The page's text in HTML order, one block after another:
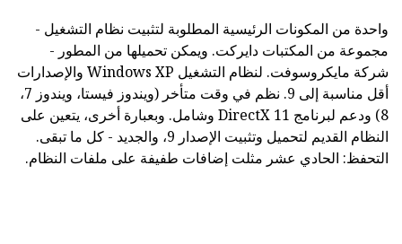
واحدة من المكونات الرئيسية المطلوبة لتثبيت نظام التشغيل -
مجموعة من المكتبات دايركت. ويمكن تحميلها من المطور -
شركة مايكروسوفت. لنظام التشغيل Windows XP والإصدارات
أقل مناسبة إلى 9. نظم في وقت متأخر (ويندوز فيستا، ويندوز 7،
8) ودعم لبرنامج DirectX 11 وشامل. وبعبارة أخرى، يتعين على
النظام القديم لتحميل وتثبيت الإصدار 9، والجديد - كل ما تبقى.
التحفظ: الحادي عشر مثلت إضافات طفيفة على ملفات النظام.